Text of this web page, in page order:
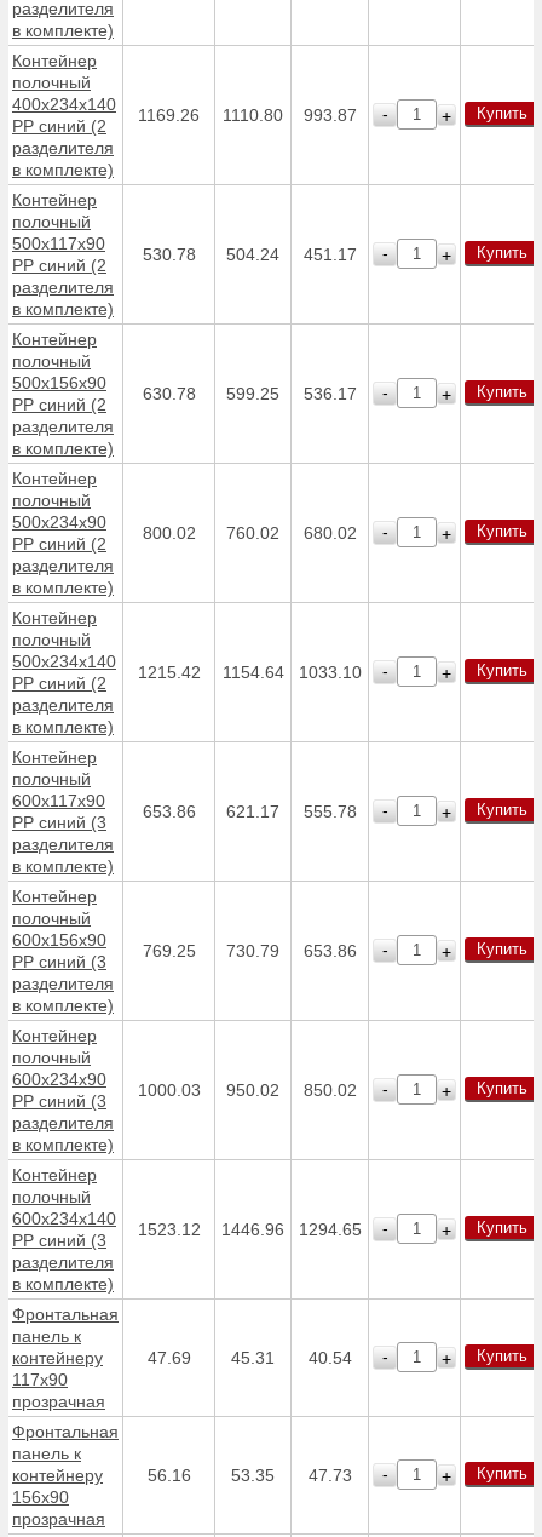
разделителя
в комплекте)
Контейнер
полочный
400х234х140
PP синий (2
разделителя
в комплекте)
1169.26 1110.80 993.87 - + Купить
Контейнер
полочный
500х117х90
PP синий (2
разделителя
в комплекте)
530.78 504.24 451.17 - + Купить
Контейнер
полочный
500х156х90
PP синий (2
разделителя
в комплекте)
630.78 599.25 536.17 - + Купить
Контейнер
полочный
500х234х90
PP синий (2
разделителя
в комплекте)
800.02 760.02 680.02 - + Купить
Контейнер
полочный
500х234х140
PP синий (2
разделителя
в комплекте)
1215.42 1154.64 1033.10 - + Купить
Контейнер
полочный
600х117х90
PP синий (3
разделителя
в комплекте)
653.86 621.17 555.78 - + Купить
Контейнер
полочный
600х156х90
PP синий (3
разделителя
в комплекте)
769.25 730.79 653.86 - + Купить
Контейнер
полочный
600х234х90
PP синий (3
разделителя
в комплекте)
1000.03 950.02 850.02 - + Купить
Контейнер
полочный
600х234х140
PP синий (3
разделителя
в комплекте)
1523.12 1446.96 1294.65 - + Купить
Фронтальная
панель к
контейнеру
117х90
прозрачная
47.69 45.31 40.54 - + Купить
Фронтальная
панель к
контейнеру
156х90
прозрачная
56.16 53.35 47.73 - + Купить